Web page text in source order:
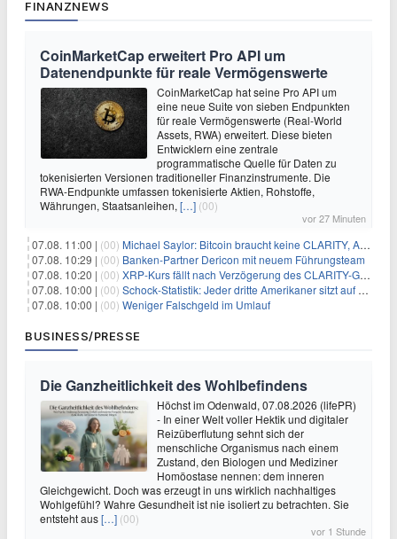
FINANZNEWS
CoinMarketCap erweitert Pro API um
Datenendpunkte für reale Vermögenswerte
CoinMarketCap hat seine Pro API um
eine neue Suite von sieben Endpunkten
für reale Vermögenswerte (Real-World
Assets, RWA) erweitert. Diese bieten
Entwicklern eine zentrale
programmatische Quelle für Daten zu
tokenisierten Versionen traditioneller Finanzinstrumente. Die
RWA-Endpunkte umfassen tokenisierte Aktien, Rohstoffe,
Währungen, Staatsanleihen, […] (00)
vor 27 Minuten
07.08. 11:00 | (00) Michael Saylor: Bitcoin braucht keine CLARITY, Amerika schon
07.08. 10:29 | (00) Banken-Partner Dericon mit neuem Führungsteam
07.08. 10:20 | (00) XRP-Kurs fällt nach Verzögerung des CLARITY-Gesetzes, Analyst warnt vor schwachem August-Trend
07.08. 10:00 | (00) Schock-Statistik: Jeder dritte Amerikaner sitzt auf dem Trockenen – warum Sparen zur Luxus-Aktivität wird
07.08. 10:00 | (00) Weniger Falschgeld im Umlauf
BUSINESS/PRESSE
Die Ganzheitlichkeit des Wohlbefindens
Höchst im Odenwald, 07.08.2026 (lifePR)
- In einer Welt voller Hektik und digitaler
Reizüberflutung sehnt sich der
menschliche Organismus nach einem
Zustand, den Biologen und Mediziner
Homöostase nennen: dem inneren
Gleichgewicht. Doch was erzeugt in uns wirklich nachhaltiges
Wohlgefühl? Wahre Gesundheit ist nie isoliert zu betrachten. Sie
entsteht aus[…] (00)
vor 1 Stunde